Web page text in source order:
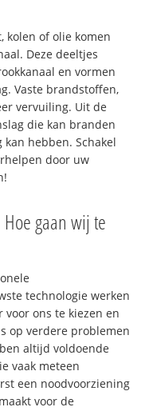
kolen of olie komen
Deze deeltjes
en vormen
Vaste brandstoffen,
vervuiling. Uit de
die kan branden
hebben. Schakel
door uw
Hoe gaan wij te
technologie werken
ons te kiezen en
op verdere problemen
altijd voldoende
vaak meteen
een noodvoorziening
voor de